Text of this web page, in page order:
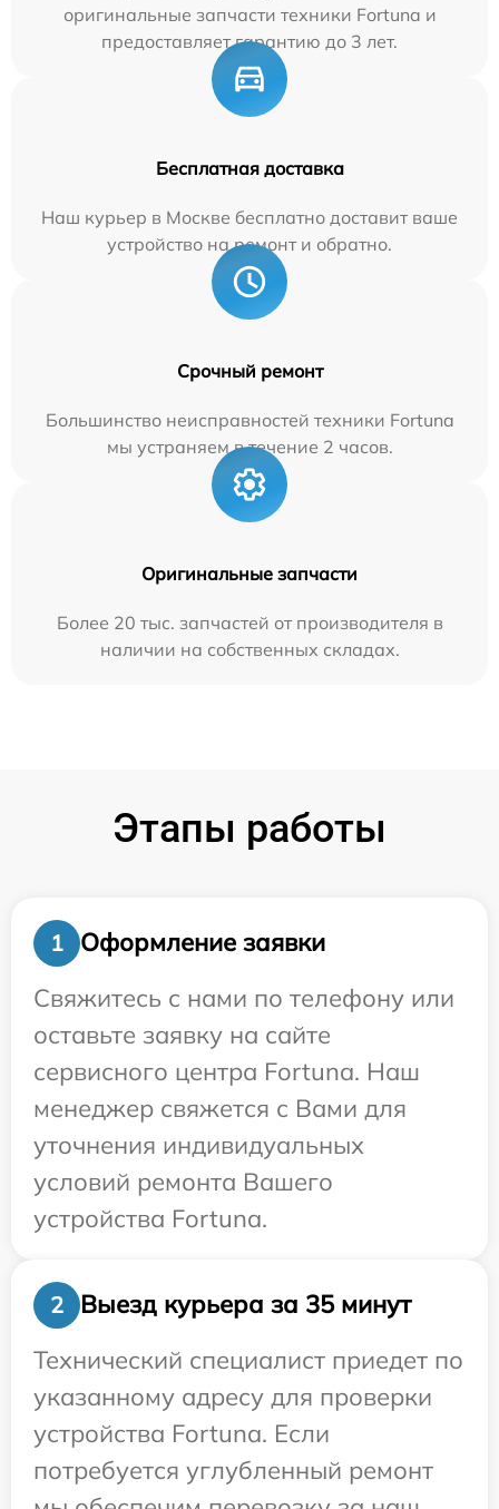
оригинальные запчасти техники Fortuna и
предоставляет гарантию до 3 лет.
Бесплатная доставка
Наш курьер в Москве бесплатно доставит ваше
устройство на ремонт и обратно.
Срочный ремонт
Большинство неисправностей техники Fortuna
мы устраняем в течение 2 часов.
Оригинальные запчасти
Более 20 тыс. запчастей от производителя в
наличии на собственных складах.
Этапы работы
1
Оформление заявки
Свяжитесь с нами по телефону или
оставьте заявку на сайте
сервисного центра Fortuna. Наш
менеджер свяжется с Вами для
уточнения индивидуальных
условий ремонта Вашего
устройства Fortuna.
2
Выезд курьера за 35 минут
Технический специалист приедет по
указанному адресу для проверки
устройства Fortuna. Если
потребуется углубленный ремонт